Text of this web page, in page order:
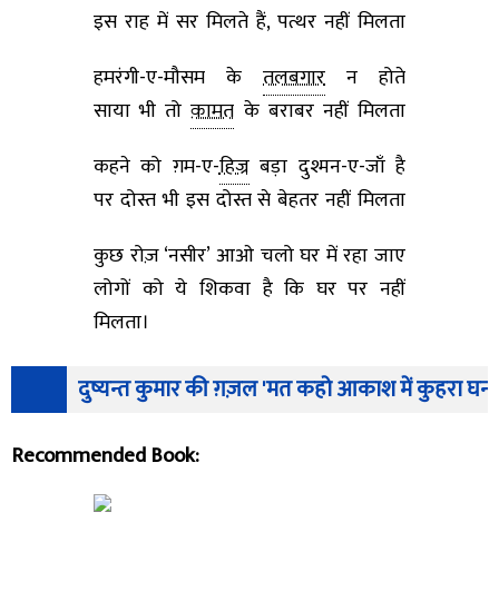
इस राह में सर मिलते हैं, पत्थर नहीं मिलता
हमरंगी-ए-मौसम के तलबगार न होते
साया भी तोक़ामत के बराबर नहीं मिलता
कहने को ग़म-ए-हिज्रबड़ा दुश्मन-ए-जाँ है
पर दोस्त भी इस दोस्त से बेहतर नहीं मिलता
कुछ रोज़ ‘नसीर’ आओ चलो घर में रहा जाए
लोगों को ये शिकवा है कि घर पर नहीं
मिलता।
दुष्यन्त कुमार की ग़ज़ल 'मत कहो आकाश में कुहरा
Recommended Book: